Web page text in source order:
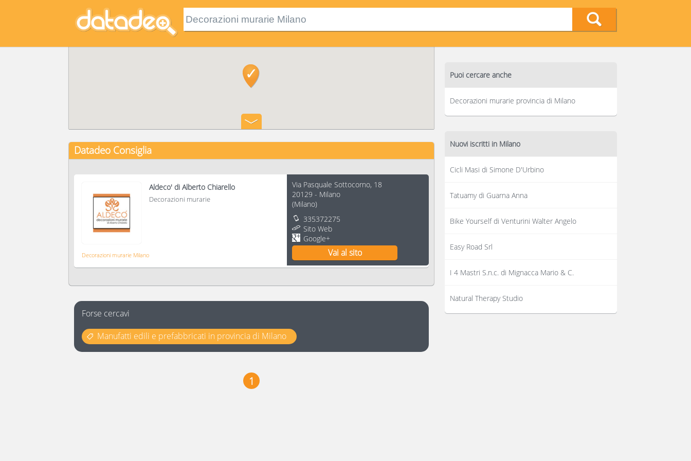
Datadeo Consiglia
Aldeco' di Alberto Chiarello
Decorazioni murarie
Decorazioni murarie Milano
Via Pasquale Sottocorno, 18
20129 - Milano
(Milano)
335372275
Sito Web
Google+
Vai al sito
Forse cercavi
Manufatti edili e prefabbricati in provincia di Milano
1
Puoi cercare anche
Decorazioni murarie provincia di Milano
Nuovi iscritti in Milano
Cicli Masi di Simone D'Urbino
Tatuamy di Guarna Anna
Bike Yourself di Venturini Walter Angelo
Easy Road Srl
I 4 Mastri S.n.c. di Mignacca Mario & C.
Natural Therapy Studio